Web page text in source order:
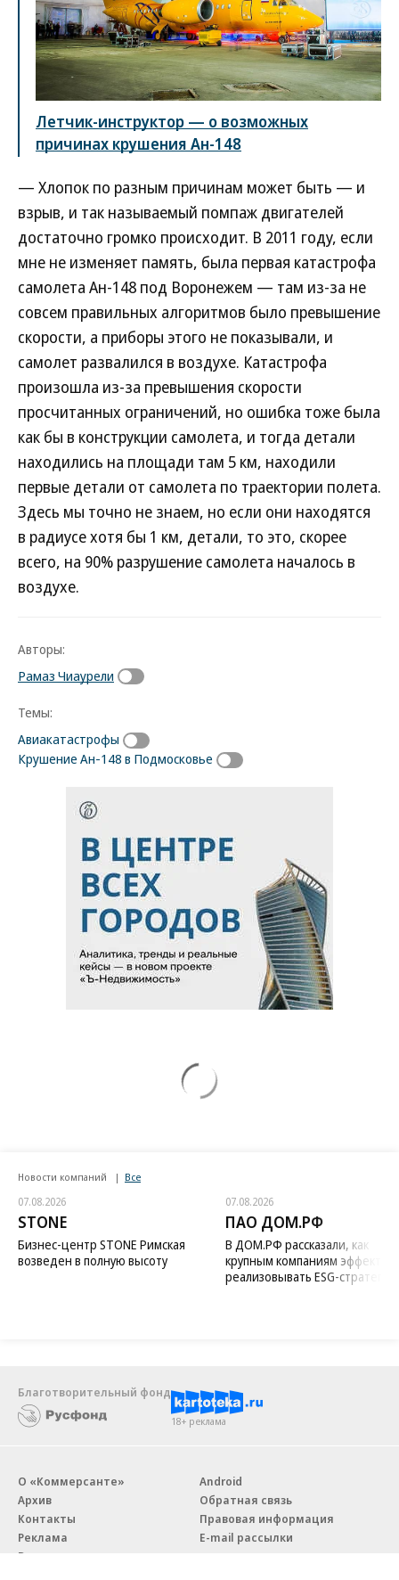
Летчик-инструктор — о возможных
причинах крушения Ан-148
— Хлопок по разным причинам может быть — и
взрыв, и так называемый помпаж двигателей
достаточно громко происходит. В 2011 году, если
мне не изменяет память, была первая катастрофа
самолета Ан-148 под Воронежем — там из-за не
совсем правильных алгоритмов было превышение
скорости, а приборы этого не показывали, и
самолет развалился в воздухе. Катастрофа
произошла из-за превышения скорости
просчитанных ограничений, но ошибка тоже была
как бы в конструкции самолета, и тогда детали
находились на площади там 5 км, находили
первые детали от самолета по траектории полета.
Здесь мы точно не знаем, но если они находятся
в радиусе хотя бы 1 км, детали, то это, скорее
всего, на 90% разрушение самолета началось в
воздухе.
Авторы:
Рамаз Чиаурели
Темы:
Авиакатастрофы
Крушение Ан-148 в Подмосковье
Новости компаний Все
07.08.2026
STONE
Бизнес-центр STONE Римская
возведен в полную высоту
07.08.2026
ПАО ДОМ.РФ
В ДОМ.РФ рассказали, как
крупным компаниям
реализовывать ESG-стратегию
Благотворительный фонд
18+ реклама
О «Коммерсанте»
Архив
Контакты
Реклама
Вакансии
Android
Обратная связь
Правовая информация
E-mail рассылки